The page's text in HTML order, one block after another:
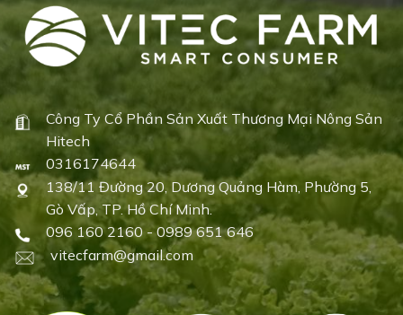
Công Ty Cổ Phần Sản Xuất Thương Mại Nông Sản
Hitech
0316174644
138/11 Đường 20, Dương Quảng Hàm, Phường 5,
Gò Vấp, TP. Hồ Chí Minh.
096 160 2160 - 0989 651 646
vitecfarm@gmail.com